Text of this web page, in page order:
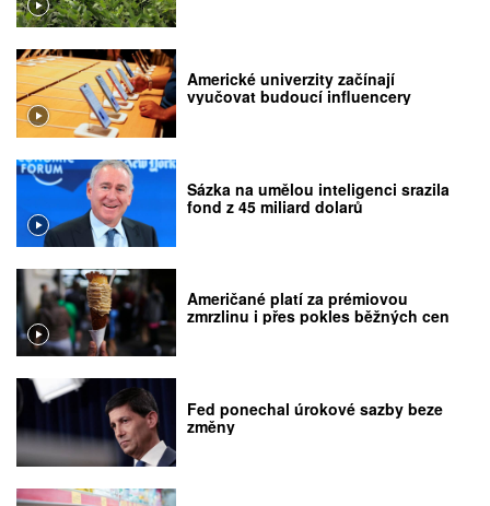
Americké univerzity začínají
vyučovat budoucí influencery
Sázka na umělou inteligenci srazila
fond z 45 miliard dolarů
Američané platí za prémiovou
zmrzlinu i přes pokles běžných cen
Fed ponechal úrokové sazby beze
změny